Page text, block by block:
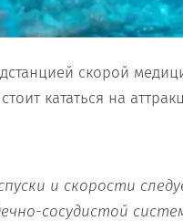
скорой
кататься на
и скорости
сосудистой